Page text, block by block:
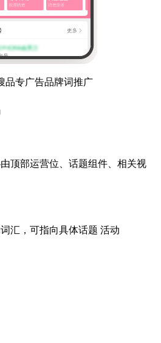
品专广告品牌词推广
顶部运营位、话题组件、相关视
汇，可指向具体话题 活动